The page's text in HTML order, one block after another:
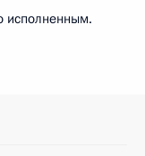
исполненным.